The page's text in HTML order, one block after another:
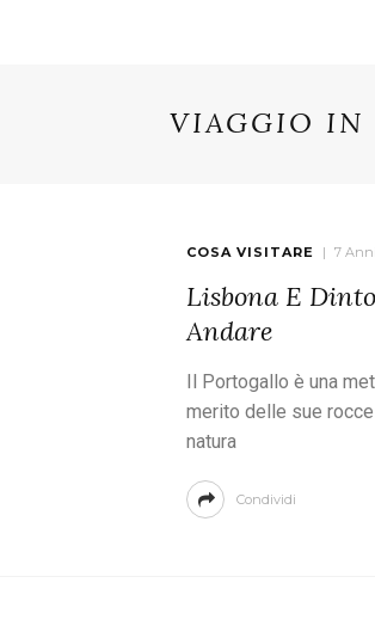
VIAGGIO IN
COSA VISITARE 7
Lisbona E
Andare
Il Portogallo è una
merito delle sue
natura
Condividi